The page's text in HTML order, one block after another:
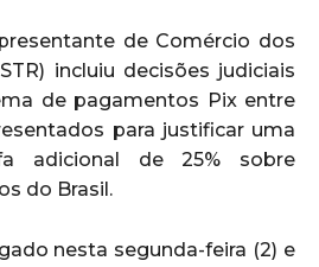
de Comércio dos
incluiu decisões judiciais
de pagamentos Pix entre
para justificar uma
adicional de 25% sobre
do Brasil.
nesta segunda-feira (2) e